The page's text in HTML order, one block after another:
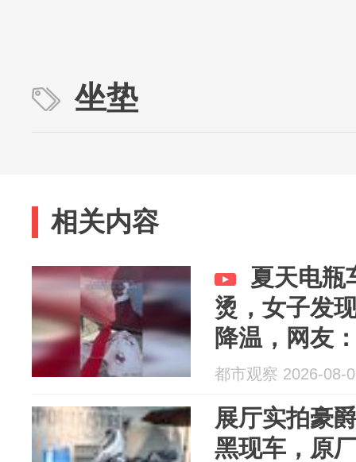
坐垫
相关内容
夏天电瓶
烫，女子发
降温，网友
了
都市观察 2026-08-
展厅实拍豪
黑现车，原